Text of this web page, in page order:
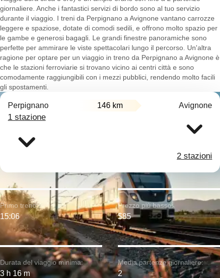
giornaliere. Anche i fantastici servizi di bordo sono al tuo servizio
durante il viaggio. I treni da Perpignano a Avignone vantano carrozze
leggere e spaziose, dotate di comodi sedili, e offrono molto spazio per
le gambe e generosi bagagli. Le grandi finestre panoramiche sono
perfette per ammirare le viste spettacolari lungo il percorso. Un'altra
ragione per optare per un viaggio in treno da Perpignano a Avignone è
che le stazioni ferroviarie si trovano vicino ai centri città e sono
comodamente raggiungibili con i mezzi pubblici, rendendo molto facili
gli spostamenti.
Perpignano 146 km Avignone
1 stazione
2 stazioni
Durata del viaggio minima:
3 h 16 m
Primo treno:
15:06
Prezzo più basso:
$85
Media partenze giornaliere:
2